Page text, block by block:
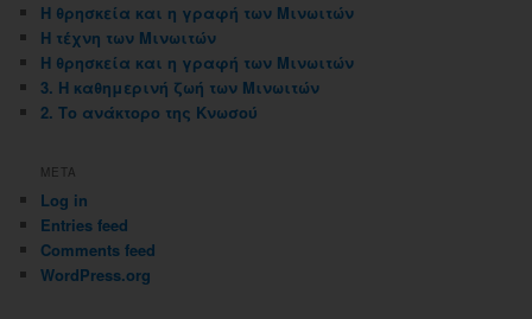
Η θρησκεία και η γραφή των Μινωιτών
Η τέχνη των Μινωιτών
Η θρησκεία και η γραφή των Μινωιτών
3. Η καθημερινή ζωή των Μινωιτών
2. Το ανάκτορο της Κνωσού
META
Log in
Entries feed
Comments feed
WordPress.org